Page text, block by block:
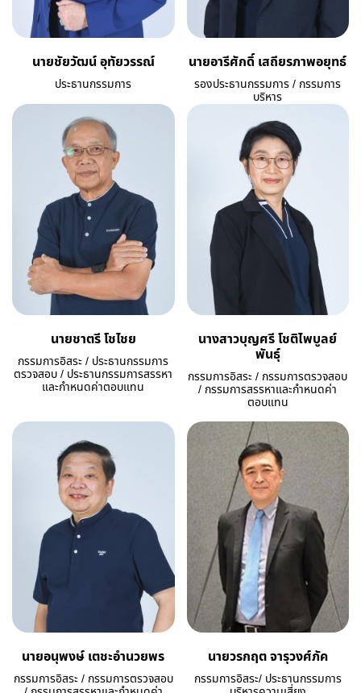
นายชัยวัฒน์ อุทัยวรรณ์
ประธานกรรมการ
นายอารีศักดิ์ เสถียรภาพอยุทธ์
รองประธานกรรมการ / กรรมการ
บริหาร
นายชาตรี โชไชย
กรรมการอิสระ / ประธานกรรมการ
ตรวจสอบ / ประธานกรรมการสรรหา
และกำหนดค่าตอบแทน
นางสาวบุญศรี โชติไพบูลย์
พันธุ์
กรรมการอิสระ / กรรมการตรวจสอบ
/ กรรมการสรรหาและกำหนดค่า
ตอบแทน
นายอนุพงษ์ เตชะอำนวยพร
กรรมการอิสระ / กรรมการตรวจสอบ
นายวรกฤต จารุวงศ์ภัค
กรรมการอิสระ/ ประธานกรรมการ